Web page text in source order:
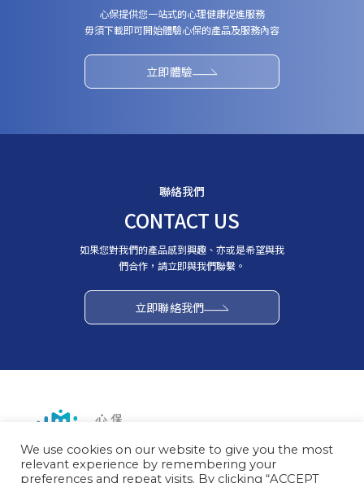
心保提供您一站式的心理健康促進服務
毋須下載即可開始體驗心保的產品及服務內容
立即體驗
聯絡我們
CONTACT US
如果您對我們的產品感到興趣、亦或是希望與我
們合作，請立即與我們聯繫。
立即聯絡我們
地址： 40308 台灣台中市西區台灣大道二段285號7樓之1
營運時間：週一至週五 09:00~18:00
We use cookies on our website to give you the most
relevant experience by remembering your
preferences and repeat visits. By clicking “ACCEPT